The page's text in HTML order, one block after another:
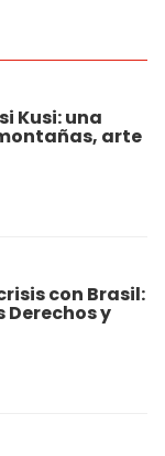
Kusi: una
arte
con Brasil:
Derechos y